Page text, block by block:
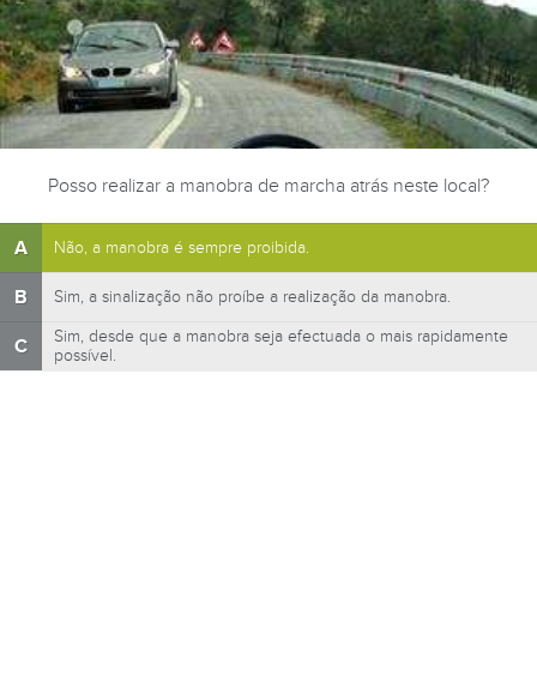
Posso realizar a manobra de marcha atrás neste local?
A Não, a manobra é sempre proibida.
B Sim, a sinalização não proíbe a realização da manobra.
C
Sim, desde que a manobra seja efectuada o mais rapidamente
possível.